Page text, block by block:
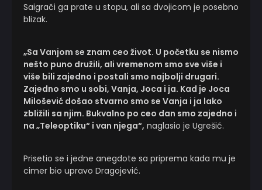
Saigrači ga prate u stopu, ali sa dvojicom je posebno
blizak.
„Sa Vanjom se znam ceo život. U početku se nismo
nešto puno družili, ali vremenom smo sve više i
više bili zajedno i postali smo najbolji drugari.
Zajedno smo u sobi, Vanja, Joca i ja. Kad je Joca
Milošević došao stvarno smo se Vanja i ja lako
zbližili sa njim. Bukvalno po ceo dan smo zajedno i
na „Teleoptiku“ i van njega“, naglasio je Ugrešić.
Prisetio se i jedne anegdote sa priprema kada mu je
cimer bio upravo Dragojević.